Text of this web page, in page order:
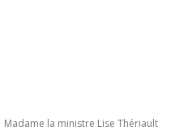
Madame la ministre Lise Thériault